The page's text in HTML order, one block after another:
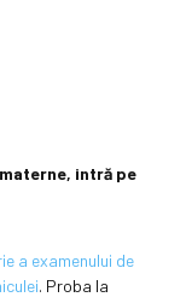
intră pe
a examenului de
. Proba la